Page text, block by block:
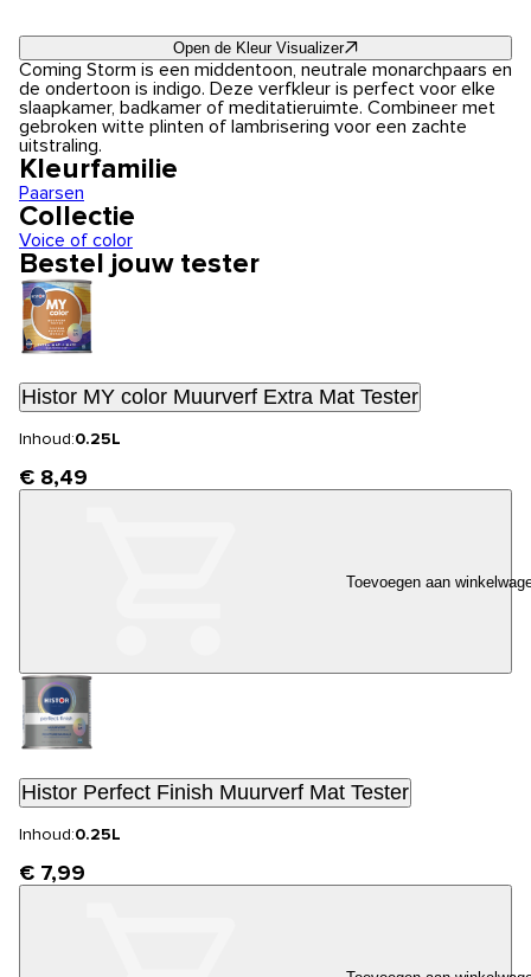
Open de Kleur Visualizer
Coming Storm is een middentoon, neutrale monarchpaars en
de ondertoon is indigo. Deze verfkleur is perfect voor elke
slaapkamer, badkamer of meditatieruimte. Combineer met
gebroken witte plinten of lambrisering voor een zachte
uitstraling.
Kleurfamilie
Paarsen
Collectie
Voice of color
Bestel jouw tester
Histor MY color Muurverf Extra Mat Tester
Inhoud:0.25L
€ 8,49
Toevoegen aan
Histor Perfect Finish Muurverf Mat Tester
Inhoud:0.25L
€ 7,99